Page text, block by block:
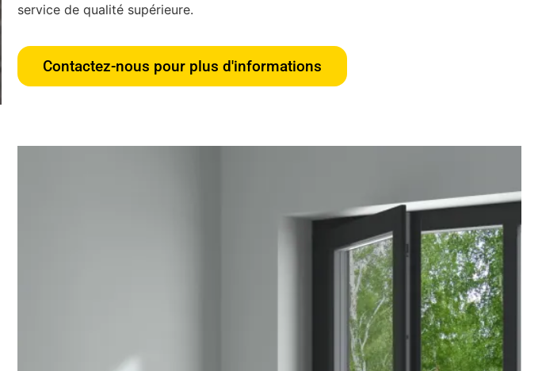
service de qualité supérieure.
Contactez-nous pour plus d'informations